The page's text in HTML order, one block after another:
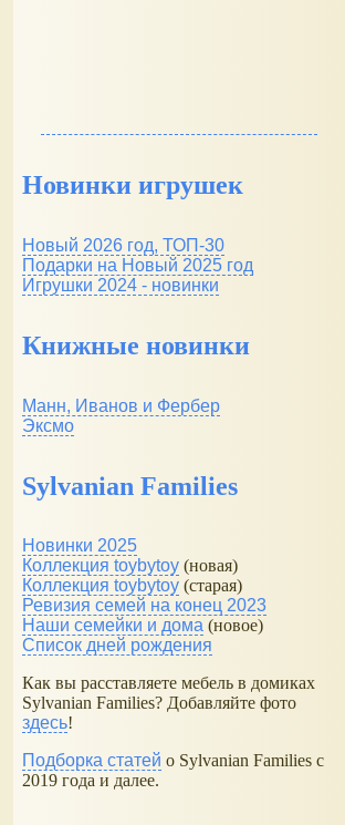
Новинки игрушек
Новый 2026 год, ТОП-30
Подарки на Новый 2025 год
Игрушки 2024 - новинки
Книжные новинки
Манн, Иванов и Фербер
Эксмо
Sylvanian Families
Новинки 2025
Коллекция toybytoy (новая)
Коллекция toybytoy (старая)
Ревизия семей на конец 2023
Наши семейки и дома (новое)
Список дней рождения
Как вы расставляете мебель в домиках
Sylvanian Families? Добавляйте фото
здесь!
Подборка статей о Sylvanian Families с
2019 года и далее.